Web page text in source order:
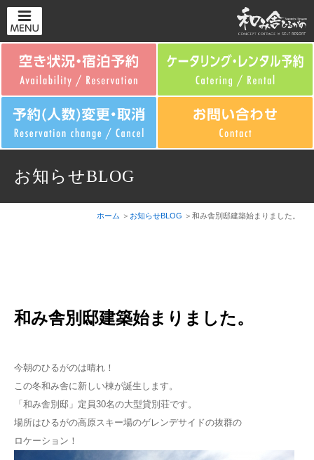
お知らせBLOG
ホーム お知らせBLOG 和み舎別邸建築始まりました。
和み舎別邸建築始まりました。
今朝のひるがのは晴れ！
この冬和み舎に新しい棟が誕生します。
「和み舎別邸」定員30名の大型貸別荘です。
場所はひるがの高原スキー場のゲレンデサイドの抜群の
ロケーション！